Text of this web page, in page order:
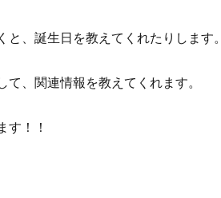
、誕生日を教えてくれたりします。
、関連情報を教えてくれます。
す！！